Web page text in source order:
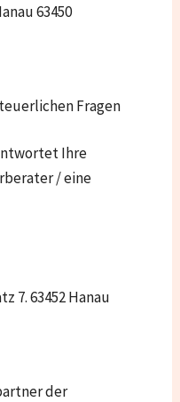
63450
Fragen
Ihre
/ eine
7. 63452 Hanau
der